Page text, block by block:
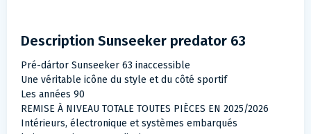
Description Sunseeker predator 63
Pré-dártor Sunseeker 63 inaccessible
Une véritable icône du style et du côté sportif
Les années 90
REMISE À NIVEAU TOTALE TOUTES PIÈCES EN 2025/2026
Intérieurs, électronique et systèmes embarqués